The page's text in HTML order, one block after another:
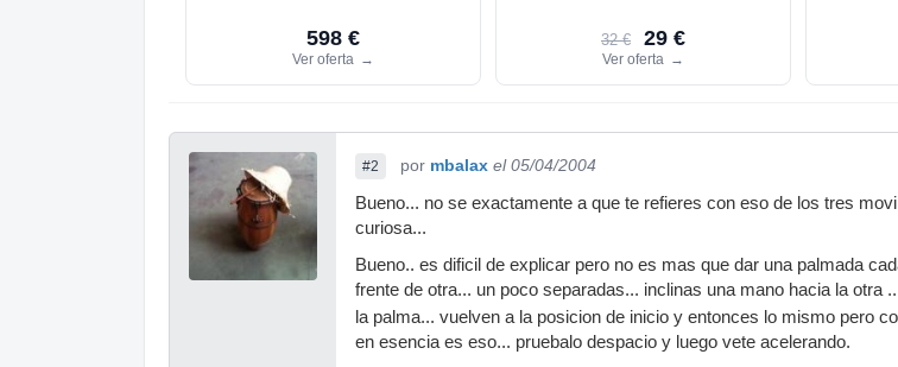
598 €
Ver oferta →
32 € 29 €
Ver oferta →
#2 por mbalax el 05/04/2004
Bueno... no se exactamente a que te refieres con eso de los tres
curiosa...
Bueno.. es dificil de explicar pero no es mas que dar una palmada
frente de otra... un poco separadas... inclinas una mano hacia la
la palma... vuelven a la posicion de inicio y entonces lo mismo pero
en esencia es eso... pruebalo despacio y luego vete acelerando.